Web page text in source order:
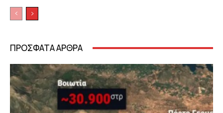
ΠΡΟΣΦΑΤΑ ΑΡΘΡΑ